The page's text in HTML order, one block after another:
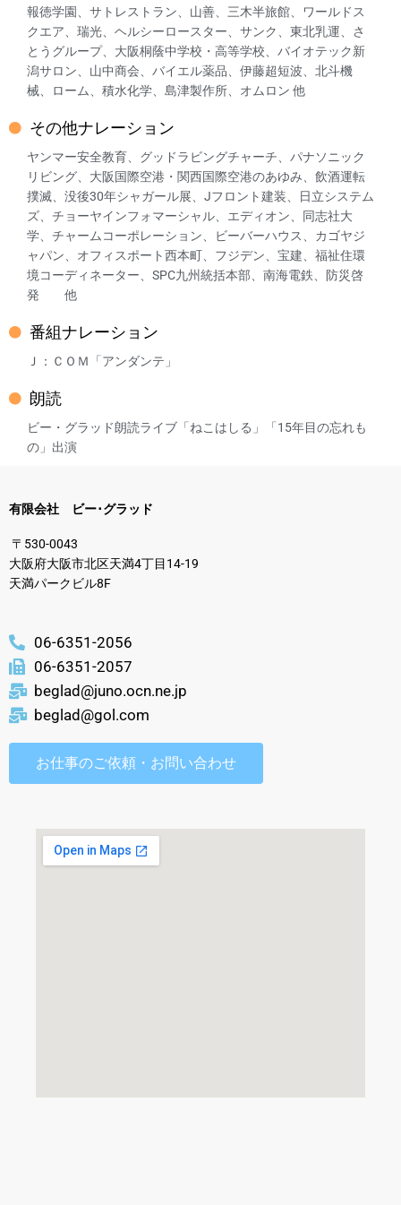
報徳学園、サトレストラン、山善、三木半旅館、ワールドス
クエア、瑞光、ヘルシーロースター、サンク、東北乳運、さ
とうグループ、大阪桐蔭中学校・高等学校、バイオテック新
潟サロン、山中商会、バイエル薬品、伊藤超短波、北斗機
械、ローム、積水化学、島津製作所、オムロン 他
その他ナレーション
ヤンマー安全教育、グッドラビングチャーチ、パナソニック
リビング、大阪国際空港・関西国際空港のあゆみ、飲酒運転
撲滅、没後30年シャガール展、Jフロント建装、日立システム
ズ、チョーヤインフォマーシャル、エディオン、同志社大
学、チャームコーポレーション、ビーバーハウス、カゴヤジ
ャパン、オフィスポート西本町、フジデン、宝建、福祉住環
境コーディネーター、SPC九州統括本部、南海電鉄、防災啓
発 他
番組ナレーション
Ｊ：ＣＯＭ「アンダンテ」
朗読
ビー・グラッド朗読ライブ「ねこはしる」「15年目の忘れも
の」出演
有限会社 ビー･グラッド
〒530-0043
大阪府大阪市北区天満4丁目14-19
天満パークビル8F
06-6351-2056
06-6351-2057
beglad@juno.ocn.ne.jp
beglad@gol.com
お仕事のご依頼・お問い合わせ